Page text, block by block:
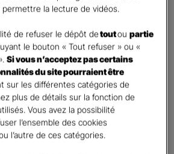
rattachés gratuitement à votre contrat. Pensez
:
assurances ?*
la lecture de vidéos.
de refuser le dépôt detoutoupartie
le bouton « Tout refuser » ou «
Si vous n’acceptez pas certains
du site pourraient être
sur les différentes catégories de
plus de détails sur la fonction de
Vous avez la possibilité
l’ensemble des cookies
l’autre de ces catégories.